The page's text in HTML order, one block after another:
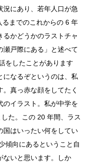
況にあり、若年人口が急
までのこれからの 6 年
かどうかのラストチャ
瀬戸際にある」と述べて
をしたことがあります
になるぞというのは、私
真っ赤な顔をしてたく
のイラスト。私が中学を
た。この 20 年間、ラス
国はいったい何をしてい
傾向にあるということ自
ないと思います。しか